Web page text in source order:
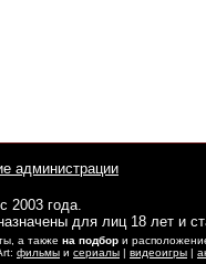
администрации
2003 года.
для лиц 18 лет и
а также на подбор и
фильмы и сериалы | видеоигры |